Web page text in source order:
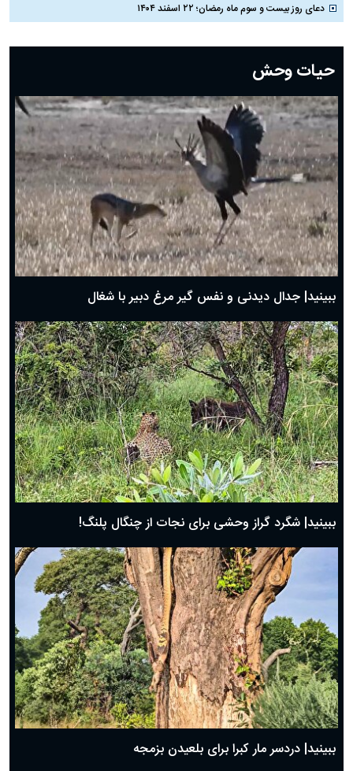
دعای روز بیست و سوم ماه رمضان؛ ۲۲ اسفند ۱۴۰۴
دعای روز بیستم ماه رمضان؛ ۱۹ اسفند ۱۴۰۴
دعای روز هشتم ماه مبارک رمضان؛ ۷ اسفند ماه ۱۴۰۴
دعای روز هفتم ماه رمضان؛ ۶ اسفند ۱۴۰۴
دعای روز ششم ماه رمضان؛ ۵ اسفند ۱۴۰۴
دعای روز پنجم ماه رمضان؛ ۴ اسفند ۱۴۰۴
دعای روز چهارم ماه مبارک رمضان؛ ۳ اسفند ۱۴۰۴
دعای روز سوم ماه مبارک رمضان؛ ۱۴ اسفند ۱۴۰۴
دعای روز دوم ماه مبارک رمضان ۱ اسفند ماه ۱۴۰۴
دعای روز اول ماه مبارک رمضان، ۳۰ بهمن ۱۴۰۴
حضرت زینب(س) چگونه از دنیا رفت؟
بهترین پیامک تبریک روز پدر ۱۴۰۴؛ جملات زیبا و صمیمانه
حیات وحش
ببینید| جدال دیدنی و نفس گیر مرغ دبیر با شغال
ببینید| شگرد گراز وحشی برای نجات از چنگال پلنگ!
ببینید| دردسر مار کبرا برای بلعیدن بزمجه